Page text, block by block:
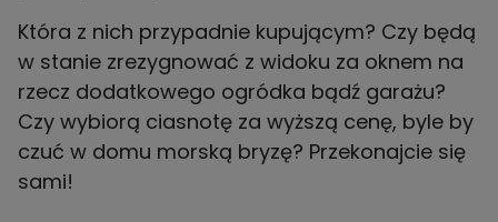
Która z nich przypadnie kupującym? Czy będą
w stanie zrezygnować z widoku za oknem na
rzecz dodatkowego ogródka bądź garażu?
Czy wybiorą ciasnotę za wyższą cenę, byle by
czuć w domu morską bryzę? Przekonajcie się
sami!